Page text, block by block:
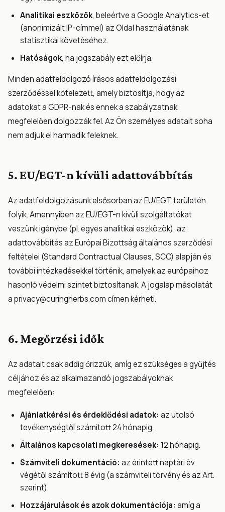
Analitikai eszközök, beleértve a Google Analytics-et
(anonimizált IP-címmel) az Oldal használatának
statisztikai követéséhez.
Hatóságok, ha jogszabály ezt előírja.
Minden adatfeldolgozó írásos adatfeldolgozási
szerződéssel kötelezett, amely biztosítja, hogy az
adatokat a GDPR-nak és ennek a szabályzatnak
megfelelően dolgozzák fel. Az Ön személyes adatait soha
nem adjuk el harmadik feleknek.
5. EU/EGT-n kívüli adattovábbítás
Az adatfeldolgozásunk elsősorban az EU/EGT területén
folyik. Amennyiben az EU/EGT-n kívüli szolgáltatókat
veszünk igénybe (pl. egyes analitikai eszközök), az
adattovábbítás az Európai Bizottság általános szerződési
feltételei (Standard Contractual Clauses, SCC) alapján és
további intézkedésekkel történik, amelyek az európaihoz
hasonló védelmi szintet biztosítanak. A jogalap másolatát
aprivacy@curingherbs.comcímen kérheti.
6. Megőrzési idők
Az adatait csak addig őrizzük, amíg ez szükséges a gyűjtés
céljához és az alkalmazandó jogszabályoknak
megfelelően:
Ajánlatkérési és érdeklődési adatok: az utolsó
tevékenységtől számított 24 hónapig.
Általános kapcsolati megkeresések: 12 hónapig.
Számviteli dokumentáció: az érintett naptári év
végétől számított 8 évig (a számviteli törvény és az Art.
szerint).
Hozzájárulások és azok dokumentációja: amíg a